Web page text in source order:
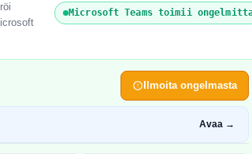
Microsoft Teams toimii
Ilmoita ongelmasta
Avaa →